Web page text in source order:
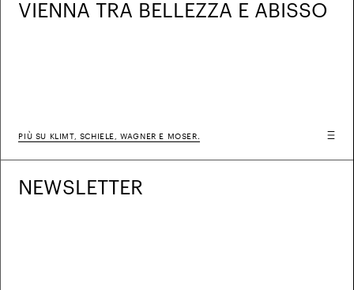
VIENNA TRA BELLEZZA E ABISSO
PIÙ SU KLIMT, SCHIELE, WAGNER E MOSER.
NEWS­LETTER